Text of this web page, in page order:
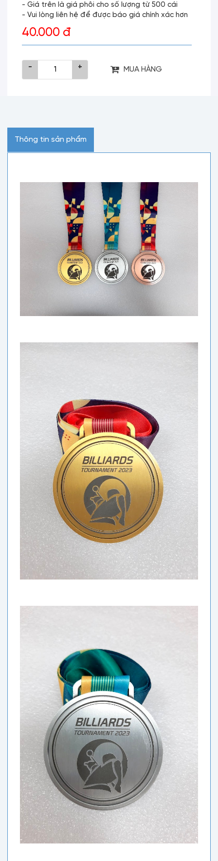
- Giá trên là giá phôi cho số lượng từ 500 cái
- Vui lòng liên hệ để được báo giá chính xác hơn
40.000 đ
- + MUA HÀNG
Thông tin sản phẩm